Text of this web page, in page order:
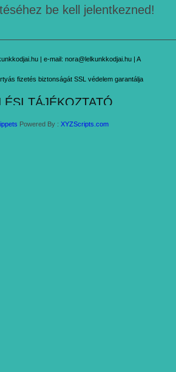
be kell jelentkezned!
| e-mail: nora@lelkunkkodjai.hu | A
fizetés biztonságát SSL védelem garantálja
TÁJÉKOZTATÓ
Powered By : XYZScripts.com